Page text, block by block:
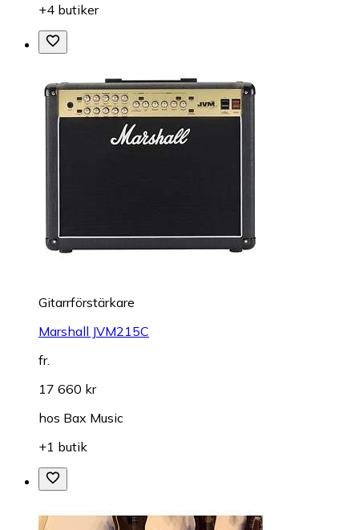
+4 butiker
Gitarrförstärkare
Marshall JVM215C
fr.
17 660 kr
hos Bax Music
+1 butik